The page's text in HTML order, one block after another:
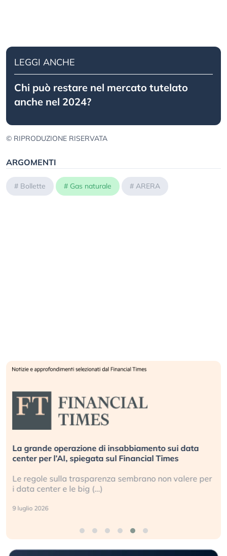
LEGGI ANCHE
Chi può restare nel mercato tutelato
anche nel 2024?
© RIPRODUZIONE RISERVATA
ARGOMENTI
# Bollette # Gas naturale # ARERA
La grande operazione di insabbiamento sui data
center per l’AI, spiegata sul Financial Times
Le regole sulla trasparenza sembrano non valere per
i data center e le big (…)
9 luglio 2026